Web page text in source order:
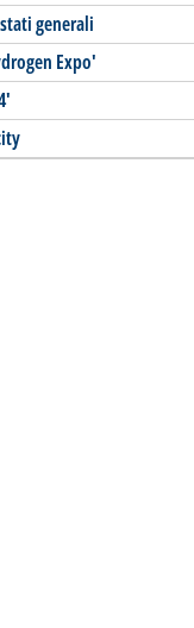
generali
Expo'